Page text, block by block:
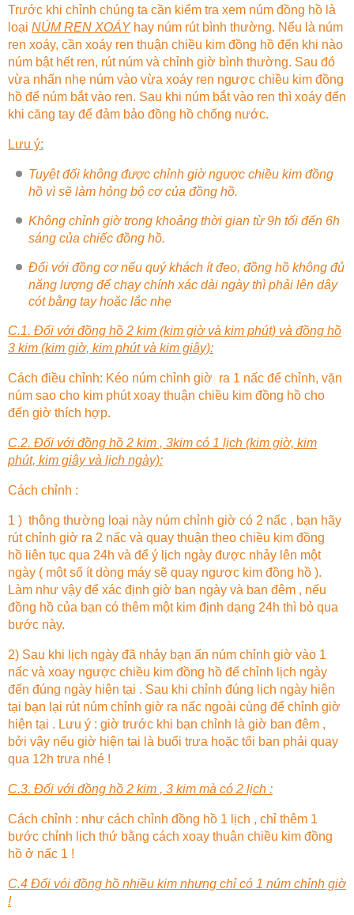
Trước khi chỉnh chúng ta cần kiểm tra xem núm đồng hồ là
loại NÚM REN XOÁYhay núm rút bình thường. Nếu là núm
ren xoáy, cần xoáy ren thuận chiều kim đồng hồ đến khi nào
núm bật hết ren, rút núm và chỉnh giờ bình thường. Sau đó
vừa nhấn nhẹ núm vào vừa xoáy ren ngược chiều kim đồng
hồ để núm bắt vào ren. Sau khi núm bắt vào ren thì xoáy đến
khi căng tay để đảm bảo đồng hồ chống nước.
Lưu ý:
Tuyệt đối không được chỉnh giờ ngược chiều kim đồng
hồ vì sẽ làm hỏng bộ cơ của đồng hồ.
Không chỉnh giờ trong khoảng thời gian từ 9h tối đến 6h
sáng của chiếc đồng hồ.
Đối với đồng cơ nếu quý khách ít đeo, đồng hồ không đủ
năng lượng để chạy chính xác dài ngày thì phải lên dây
cót bằng tay hoặc lắc nhẹ
C.1. Đối với đồng hồ 2 kim (kim giờ và kim phút) và đồng hồ
3 kim (kim giờ, kim phút và kim giây):
Cách điều chỉnh: Kéo núm chỉnh giờ ra 1 nấc để chỉnh, vặn
núm sao cho kim phút xoay thuận chiều kim đồng hồ cho
đến giờ thích hợp.
C.2. Đối với đồng hồ 2 kim , 3kim có 1 lịch (kim giờ, kim
phút, kim giây và lịch ngày):
Cách chỉnh :
1 ) thông thường loại này núm chỉnh giờ có 2 nấc , bạn hãy
rút chỉnh giờ ra 2 nấc và quay thuận theo chiều kim đồng
hồ liên tục qua 24h và để ý lịch ngày được nhảy lên một
ngày ( một số ít dòng máy sẽ quay ngược kim đồng hồ ).
Làm như vậy để xác định giờ ban ngày và ban đêm , nếu
đồng hồ của bạn có thêm một kim định dạng 24h thì bỏ qua
bước này.
2) Sau khi lịch ngày đã nhảy bạn ấn núm chỉnh giờ vào 1
nấc và xoay ngược chiều kim đồng hồ để chỉnh lịch ngày
đến đúng ngày hiện tại . Sau khi chỉnh đúng lịch ngày hiện
tại bạn lại rút núm chỉnh giờ ra nấc ngoài cùng để chỉnh giờ
hiện tại . Lưu ý : giờ trước khi bạn chỉnh là giờ ban đêm ,
bởi vậy nếu giờ hiện tại là buổi trưa hoặc tối bạn phải quay
qua 12h trưa nhé !
C.3. Đối với đồng hồ 2 kim , 3 kim mà có 2 lịch :
Cách chỉnh : như cách chỉnh đồng hồ 1 lịch , chỉ thêm 1
bước chỉnh lịch thứ bằng cách xoay thuận chiều kim đồng
hồ ở nấc 1 !
C.4 Đối vói đồng hồ nhiều kim nhưng chỉ có 1 núm chỉnh giờ
!